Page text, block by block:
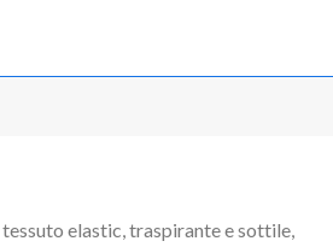
elastic, traspirante e sottile,